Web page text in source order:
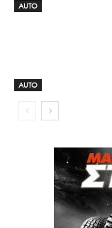
AUTO
AUTO